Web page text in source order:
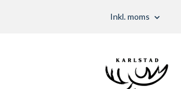
Inkl. moms